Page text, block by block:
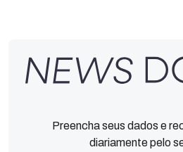
Preencha seus dados e
diariamente pelo